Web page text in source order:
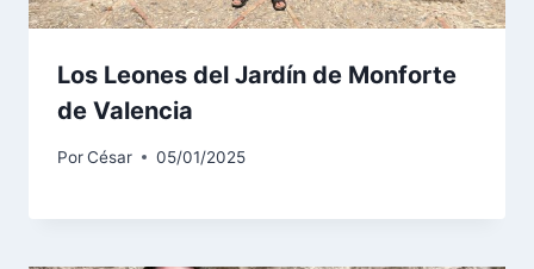
Los Leones del Jardín de Monforte
de Valencia
PorCésar 05/01/2025